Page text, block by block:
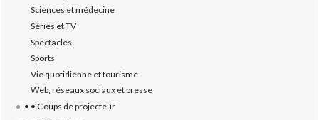
Sciences et médecine
Séries et TV
Spectacles
Sports
Vie quotidienne et tourisme
Web, réseaux sociaux et presse
• • Coups de projecteur